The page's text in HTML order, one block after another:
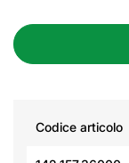
Codice articolo